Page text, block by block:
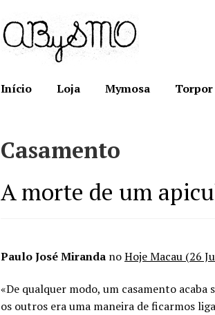
para
a
navegação
para
o
Início
Loja Mymosa Torpor
Casamento
A morte de um
Paulo José Miranda noHoje Macau (26
«De qualquer modo, um casamento
os outros era uma maneira de ficarmos